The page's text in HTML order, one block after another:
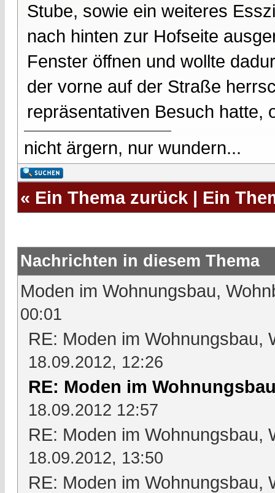
Stube, sowie ein weiteres
nach hinten zur Hofseite
Fenster öffnen und wollte
der vorne auf der Straße
repräsentativen Besuch hatte,
nicht ärgern, nur wundern...
« Ein Thema zurück | Ein
Nachrichten in diesem Thema
Moden im Wohnungsbau,
00:01
RE: Moden im Wohnungsbau,
18.09.2012, 12:26
RE: Moden im
18.09.2012 12:57
RE: Moden im Wohnungsbau,
18.09.2012, 13:50
RE: Moden im Wohnungsbau,